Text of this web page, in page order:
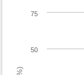
50
75